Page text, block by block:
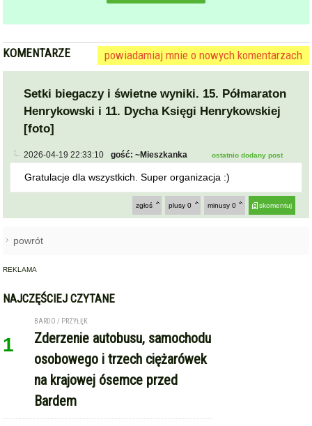
KOMENTARZE powiadamiaj mnie o nowych komentarzach
Setki biegaczy i świetne wyniki. 15. Półmaraton
Henrykowski i 11. Dycha Księgi Henrykowskiej
[foto]
2026-04-19 22:33:10 gość: ~Mieszkanka ostatnio dodany post
Gratulacje dla wszystkich. Super organizacja :)
skomentuj
minusy 0
plusy 0
zgłoś
powrót
REKLAMA
NAJCZĘŚCIEJ CZYTANE
1
BARDO / PRZYŁĘK
Zderzenie autobusu, samochodu
osobowego i trzech ciężarówek
na krajowej ósemce przed
Bardem